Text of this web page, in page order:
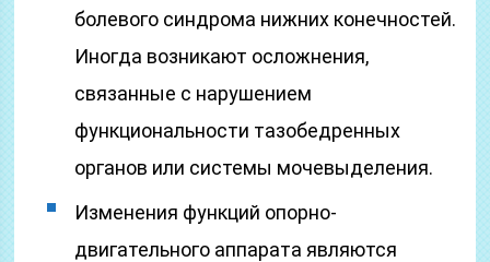
болевого синдрома нижних конечностей.
Иногда возникают осложнения,
связанные с нарушением
функциональности тазобедренных
органов или системы мочевыделения.
Изменения функций опорно-
двигательного аппарата являются